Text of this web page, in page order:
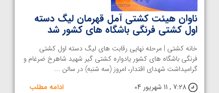
ناوان هیئت کشتی آمل قهرمان لیگ دسته
اول کشتی فرنگی باشگاه های کشور شد
خانه کشتی | مرحله نهایی رقابت های لیگ دسته اول کشتی
فرنگی باشگاه های کشور یادواره کشتی گیر شهید شاهرخ ضرغام و
گرامیداشت شهدای اقتدار، امروز (سه شنبه) در سالن ...
7:28 , 11 شهریور 04
ادامه مطلب